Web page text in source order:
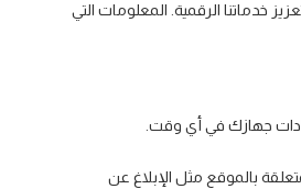
خدماتنا الرقمية. المعلومات التي
جهازك في أي وقت.
بالموقع مثل الإبلاغ عن